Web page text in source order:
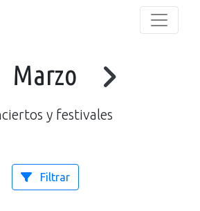
Marzo
y festivales
Filtrar